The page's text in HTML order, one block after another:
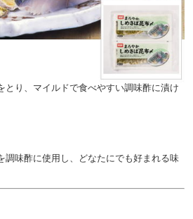
とり、マイルドで食べやすい調味酢に漬け
調味酢に使用し、どなたにでも好まれる味